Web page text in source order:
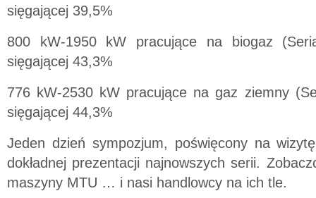
sięgającej 39,5%
800 kW-1950 kW pracujące na biogaz
sięgającej 43,3%
776 kW-2530 kW pracujące na gaz ziemny
sięgającej 44,3%
Jeden dzień sympozjum, poświęcony na
dokładnej prezentacji najnowszych serii.
maszyny MTU … i nasi handlowcy na ich tle.